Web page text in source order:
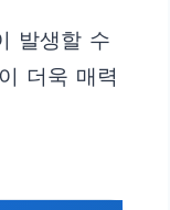
발생할 수
더욱 매력